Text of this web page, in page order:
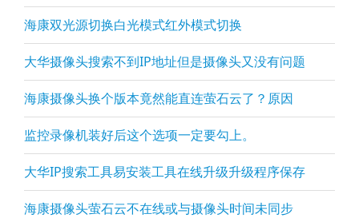
海康双光源切换白光模式红外模式切换
大华摄像头搜索不到IP地址但是摄像头又没有问题
海康摄像头换个版本竟然能直连萤石云了？原因
监控录像机装好后这个选项一定要勾上。
大华IP搜索工具易安装工具在线升级升级程序保存
海康摄像头萤石云不在线或与摄像头时间未同步